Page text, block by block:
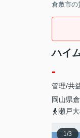
倉敷市の
ハイ
-
管理/共
岡山県
瀬戸
1/3